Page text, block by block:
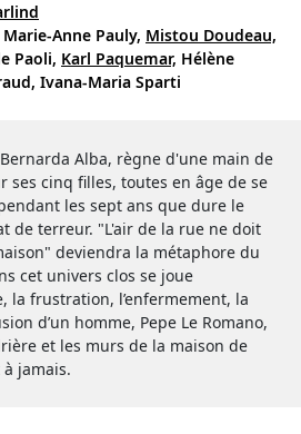
Marie-Anne Pauly, Mistou Doudeau,
Paoli, Karl Paquemar, Hélène
Ivana-Maria Sparti
Alba, règne d'une main de
ses cinq filles, toutes en âge de se
les sept ans que dure le
de terreur. "L'air de la rue ne doit
deviendra la métaphore du
cet univers clos se joue
la frustration, l’enfermement, la
d’un homme, Pepe Le Romano,
et les murs de la maison de
à jamais.